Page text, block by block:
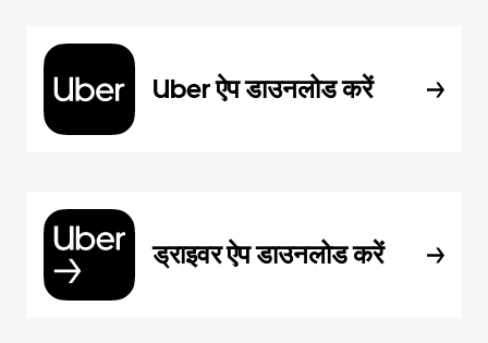
Uber ऐप डाउनलोड करें
ड्राइवर ऐप डाउनलोड करें